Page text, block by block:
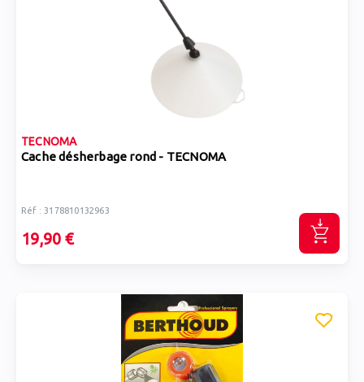
TECNOMA
Cache désherbage rond - TECNOMA
Réf : 3178810132963
19,90 €